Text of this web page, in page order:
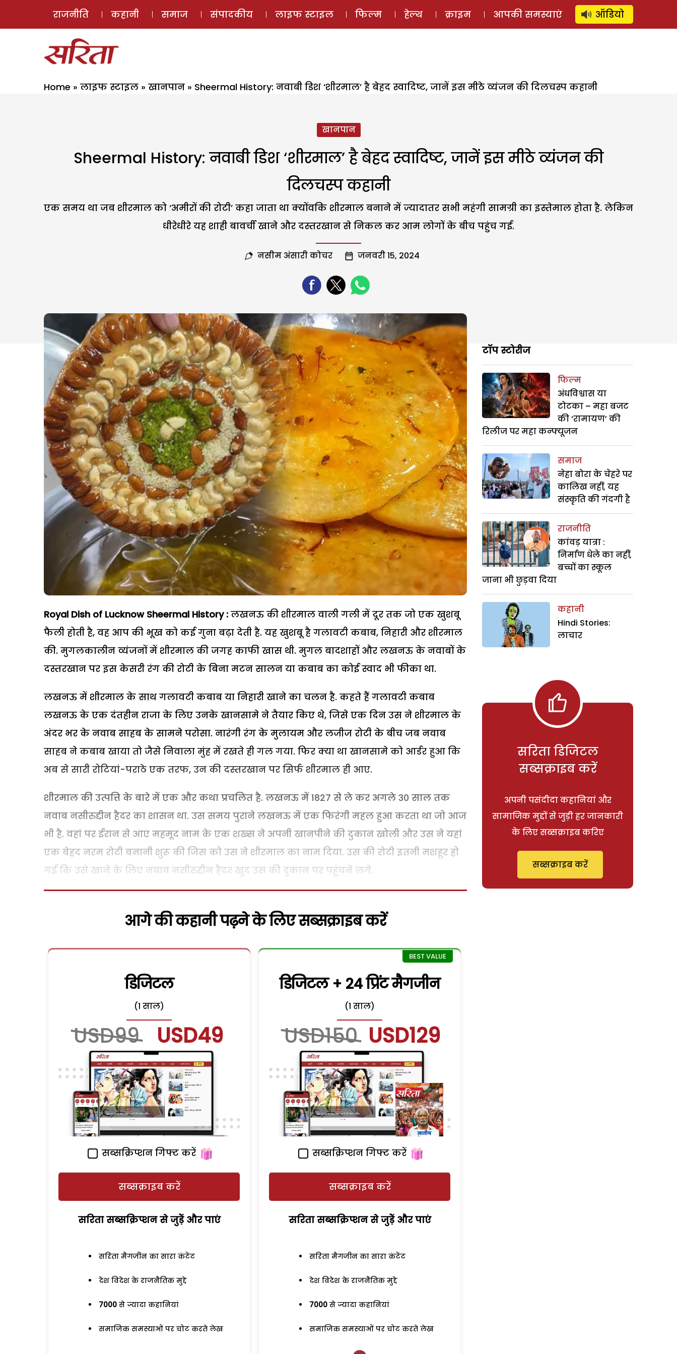
ई-मैगज़ीन ऑडियो स्टोरी लॉग इन ⚲ SUBSCRIBE
राजनीति कहानी समाज संपादकीय लाइफ स्टाइल फिल्म हेल्थ क्राइम आपकी समस्याएं ऑडियो
Home » लाइफ स्टाइल » खानपान » Sheermal History: नवाबी डिश ‘शीरमाल’ है बेहद स्वादिष्ट, जानें इस मीठे व्यंजन की दिलचस्प कहानी
खानपान
Sheermal History: नवाबी डिश ‘शीरमाल’ है बेहद स्वादिष्ट, जानें इस मीठे व्यंजन की
दिलचस्प कहानी
एक समय था जब शीरमाल को ‘अमीरों की रोटी’ कहा जाता था क्योंवकि शीरमाल बनाने में ज्यादातर सभी महंगी सामग्री का इस्तेमाल होता है. लेकिन
धीरेधीरे यह शाही बावर्ची खाने और दस्तरखान से निकल कर आम लोगों के बीच पहुंच गई.
नसीम अंसारी कोचर जनवरी 15, 2024
Royal Dish of Lucknow Sheermal History : लखनऊ की शीरमाल वाली गली में दूर तक जो एक खुशबू
फैली होती है, वह आप की भूख को कई गुना बढ़ा देती है. यह खुशबू है गलावटी कबाब, निहारी और शीरमाल
की. मुगलकालीन व्यंजनों में शीरमाल की जगह काफी खास थी. मुगल बादशाहों और लखनऊ के नवाबों के
दस्तरखान पर इस केसरी रंग की रोटी के बिना मटन सालन या कबाब का कोई स्वाद भी फीका था.
लखनऊ में शीरमाल के साथ गलावटी कबाब या निहारी खाने का चलन है. कहते हैं गलावटी कबाब
लखनऊ के एक दंतहीन राजा के लिए उनके खानसामे ने तैयार किए थे, जिसे एक दिन उस ने शीरमाल के
अंदर भर के नवाब साहब के सामने परोसा. नारंगी रंग के मुलायम और लजीज रोटी के बीच जब नवाब
साहब ने कबाब खाया तो जैसे निवाला मुंह में रखते ही गल गया. फिर क्या था खानसामे को आर्डर हुआ कि
अब से सारी रोटियां-पराठे एक तरफ, उन की दस्तरखान पर सिर्फ शीरमाल ही आए.
शीरमाल की उत्पत्ति के बारे में एक और कथा प्रचलित है. लखनऊ में 1827 से ले कर अगले 30 साल तक
नवाब नसीरुद्दीन हैदर का शासन था. उस समय पुराने लखनऊ में एक फिरंगी महल हुआ करता था जो आज
भी है. वहां पर ईरान से आए महमूद नाम के एक शख्स ने अपनी खानपीने की दुकान खोली और उस ने यहां
एक बेहद नरम रोटी बनानी शुरू की जिस को उस ने शीरमाल का नाम दिया. उस की रोटी इतनी मशहूर हो
गई कि उसे खाने के लिए नवाब नसीरुद्दीन हैदर खुद उस की दुकान पर पहुंचने लगे.
आगे की कहानी पढ़ने के लिए सब्सक्राइब करें
डिजिटल
(1 साल)
USD99 USD49
सब्सक्रिप्शन गिफ्ट करें
सब्सक्राइब करें
सरिता सब्सक्रिप्शन से जुड़ेें और पाएं
सरिता मैगजीन का सारा कंटेंट
देश विदेश के राजनैतिक मुद्दे
7000 से ज्यादा कहानियां
समाजिक समस्याओं पर चोट करते लेख
डिजिटल + 24 प्रिंट मैगजीन
(1 साल)
USD150 USD129
सब्सक्रिप्शन गिफ्ट करें
सब्सक्राइब करें
सरिता सब्सक्रिप्शन से जुड़ेें और पाएं
सरिता मैगजीन का सारा कंटेंट
देश विदेश के राजनैतिक मुद्दे
7000 से ज्यादा कहानियां
समाजिक समस्याओं पर चोट करते लेख
टॉप स्टोरीज
फिल्म
अंधविश्वास या
टोटका – महा बजट
की ‘रामायण’ की
रिलीज पर महा कन्फ्यूजन
समाज
नेहा बोरा के चेहरे पर
कालिख नहीं, यह
संस्कृति की गंदगी है
राजनीति
कांवड़ यात्रा :
निर्माण धेले का नहीं,
बच्चों का स्कूल
जाना भी छुड़वा दिया
कहानी
Hindi Stories:
लाचार
सरिता डिजिटल
सब्सक्राइब करें
अपनी पसंदीदा कहानियां और
सामाजिक मुद्दों से जुड़ी हर जानकारी
के लिए सब्सक्राइब करिए
सब्सक्राइब करें